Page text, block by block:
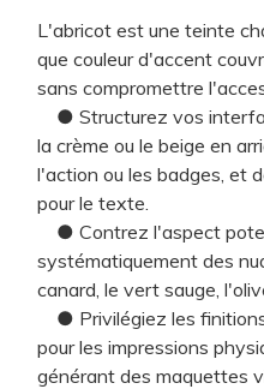
L'abricot est une teinte
que couleur d'accent
sans compromettre
● Structurez vos
la crème ou le beige en
l'action ou les badges, et
pour le texte.
● Contrez l'aspect
systématiquement des
canard, le vert sauge,
● Privilégiez les
pour les impressions
générant des maquettes